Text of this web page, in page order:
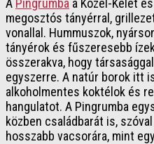
A Pingrumba a Közel-Kelet
megosztós tányérral,
vonallal. Hummuszok,
tányérok és fűszeresebb
összerakva, hogy
egyszerre. A natúr borok itt
alkoholmentes koktélok és
hangulatot. A Pingrumba
közben családbarát is,
hosszabb vacsorára, mint